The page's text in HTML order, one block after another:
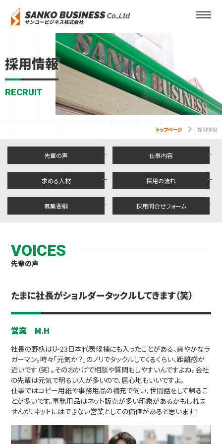
採用情報
RECRUIT
トップページ keyboard_arrow_right 採用情報
先輩の声 仕事内容
求める人材 採用の流れ
募集要綱 採用問合せフォーム
VOICES
先輩の声
たまに社長がショルダータックルしてきます（笑）
営業 M.H
社長の野杁はU-23日本代表候補にも入ったことがある、爽やかなラ
ガーマン。時々「元気か？」のノリでタックルしてくるくらい、距離感が
近いです（笑）。そのおかげで相談や質問もしやすいんですよね。会社
の先輩は元気で明るい人が多いので、居心地もいいですよ。
仕事ではコピー用紙や事務用品の補充で伺い、世間話をして帰るこ
とが多いです。事務用品はネット販売が多い印象があるかもしれま
せんが、ネットにはできない営業としての価値があると思います！